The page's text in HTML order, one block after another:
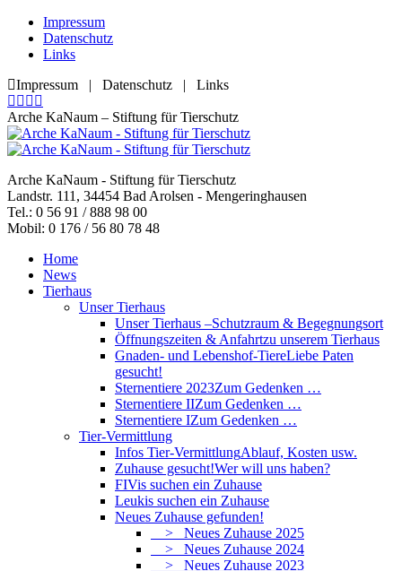
Zum
Inhalt
springen
Impressum
Datenschutz
Links
Impressum | Datenschutz | Links
Facebook
page
opens
in
window
YouTube
page
opens
in
window
RSS
page
opens
in
window
Mail
page
opens
new
window
Arche KaNaum – Stiftung für Tierschutz
Arche KaNaum - Stiftung für Tierschutz
Landstr. 111, 34454 Bad Arolsen - Mengeringhausen
Tel.: 0 56 91 / 888 98 00
Mobil: 0 176 / 56 80 78 48
Home
News
Tierhaus
Unser Tierhaus
Unser Tierhaus –Schutzraum & Begegnungsort
Öffnungszeiten & Anfahrtzu unserem Tierhaus
Gnaden- und Lebenshof-TiereLiebe Paten
gesucht!
Sternentiere 2023Zum Gedenken …
Sternentiere IIZum Gedenken …
Sternentiere IZum Gedenken …
Tier-Vermittlung
Infos Tier-VermittlungAblauf, Kosten usw.
Zuhause gesucht!Wer will uns haben?
FIVis suchen ein Zuhause
Leukis suchen ein Zuhause
Neues Zuhause gefunden!
> Neues Zuhause 2025
> Neues Zuhause 2024
> Neues Zuhause 2023